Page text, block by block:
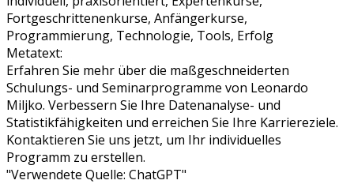
Fortgeschrittenenkurse, Anfängerkurse,
Programmierung, Technologie, Tools, Erfolg
Metatext:
Erfahren Sie mehr über die maßgeschneiderten
Schulungs- und Seminarprogramme von Leonardo
Miljko. Verbessern Sie Ihre Datenanalyse- und
Statistikfähigkeiten und erreichen Sie Ihre Karriereziele.
Kontaktieren Sie uns jetzt, um Ihr individuelles
Programm zu erstellen.
"Verwendete Quelle: ChatGPT"